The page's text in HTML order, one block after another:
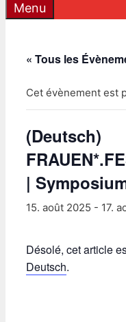
Menu
« Tous les
Cet évènement est
(Deutsch)
|
15. août 2025 - 17.
Désolé, cet article
Deutsch.